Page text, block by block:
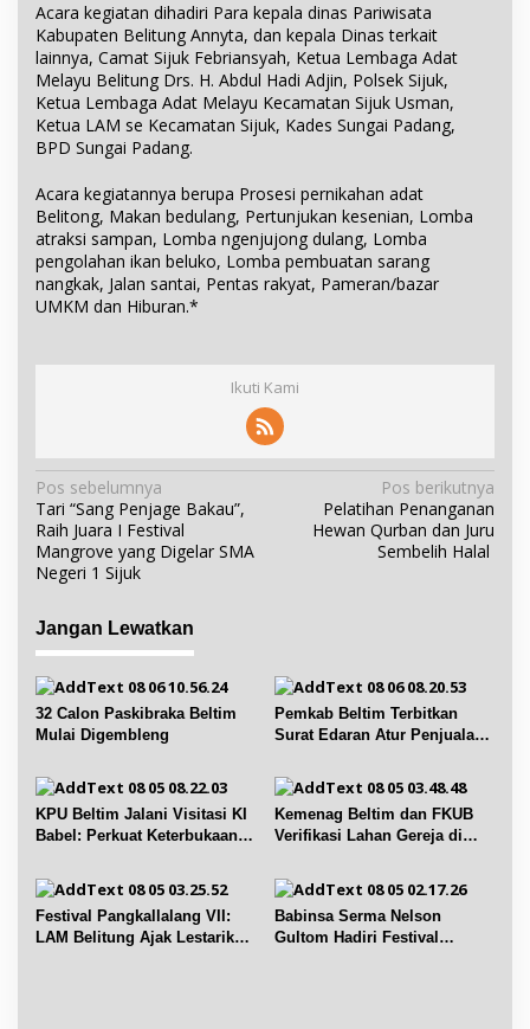
Acara kegiatan dihadiri Para kepala dinas Pariwisata
Kabupaten Belitung Annyta, dan kepala Dinas terkait
lainnya, Camat Sijuk Febriansyah, Ketua Lembaga Adat
Melayu Belitung Drs. H. Abdul Hadi Adjin, Polsek Sijuk,
Ketua Lembaga Adat Melayu Kecamatan Sijuk Usman,
Ketua LAM se Kecamatan Sijuk, Kades Sungai Padang,
BPD Sungai Padang.
Acara kegiatannya berupa Prosesi pernikahan adat
Belitong, Makan bedulang, Pertunjukan kesenian, Lomba
atraksi sampan, Lomba ngenjujong dulang, Lomba
pengolahan ikan beluko, Lomba pembuatan sarang
nangkak, Jalan santai, Pentas rakyat, Pameran/bazar
UMKM dan Hiburan.*
Ikuti Kami
N
a
v
i
a
s
i
p
o
s
Pos sebelumnya
Tari “Sang Penjage Bakau”,
Raih Juara I Festival
Mangrove yang Digelar SMA
Negeri 1 Sijuk
Pos berikutnya
Pelatihan Penanganan
Hewan Qurban dan Juru
Sembelih Halal
Jangan Lewatkan
32 Calon Paskibraka Beltim
Mulai Digembleng
Pemkab Beltim Terbitkan
Surat Edaran Atur Penjualan
KPU Beltim Jalani Visitasi KI
Babel: Perkuat Keterbukaan
Kemenag Beltim dan FKUB
Verifikasi Lahan Gereja di
Festival Pangkallalang VII:
LAM Belitung Ajak Lestarikan
Babinsa Serma Nelson
Gultom Hadiri Festival